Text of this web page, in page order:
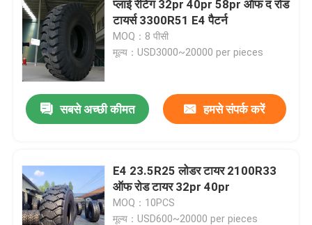
पीसीआर टायर्स
टायर भीतरी ट्यूब
रबड़ के पहिये
जाली ट्रक रिम्स
सेकेंड हैंड टायर्स
प्लाई रेटिंग 32pr 40pr 58pr ऑफ द रोड
टायर्स 3300R51 E4 पैटर्न
MOQ：8 पीसी
मूल्य：USD3000~20000 per pieces
सबसे अच्छी कीमत हमसे संपर्क करें
E4 23.5R25 लोडर टायर 2100R33
ऑफ रोड टायर 32pr 40pr
MOQ：10PCS
मूल्य：USD600~20000 per pieces